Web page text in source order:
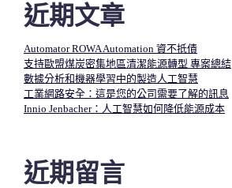
近期文章
Automator ROWA Automation 資不抵債
支持歐盟煤炭密集地區清潔能源轉型 專案總結
數據分析和機器學習中的製造人工智慧​
工業網路安全：這是您的公司需要了解的訊息
Innio Jenbacher：人工智慧如何降低能源成本
近期留言